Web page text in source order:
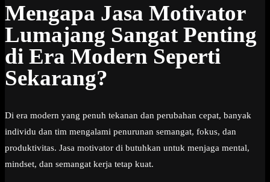
Mengapa Jasa Motivator
Lumajang Sangat Penting
di Era Modern Seperti
Sekarang?
Di era modern yang penuh tekanan dan perubahan cepat, banyak
individu dan tim mengalami penurunan semangat, fokus, dan
produktivitas. Jasa motivator di butuhkan untuk menjaga mental,
mindset, dan semangat kerja tetap kuat.